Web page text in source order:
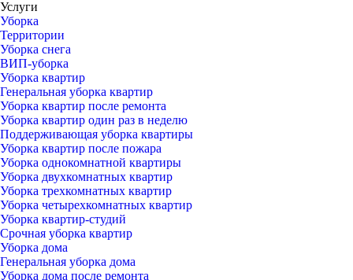
Услуги
Уборка
Территории
Уборка снега
ВИП-уборка
Уборка квартир
Генеральная уборка квартир
Уборка квартир после ремонта
Уборка квартир один раз в неделю
Поддерживающая уборка квартиры
Уборка квартир после пожара
Уборка однокомнатной квартиры
Уборка двухкомнатных квартир
Уборка трехкомнатных квартир
Уборка четырехкомнатных квартир
Уборка квартир-студий
Срочная уборка квартир
Уборка дома
Генеральная уборка дома
Уборка дома после ремонта